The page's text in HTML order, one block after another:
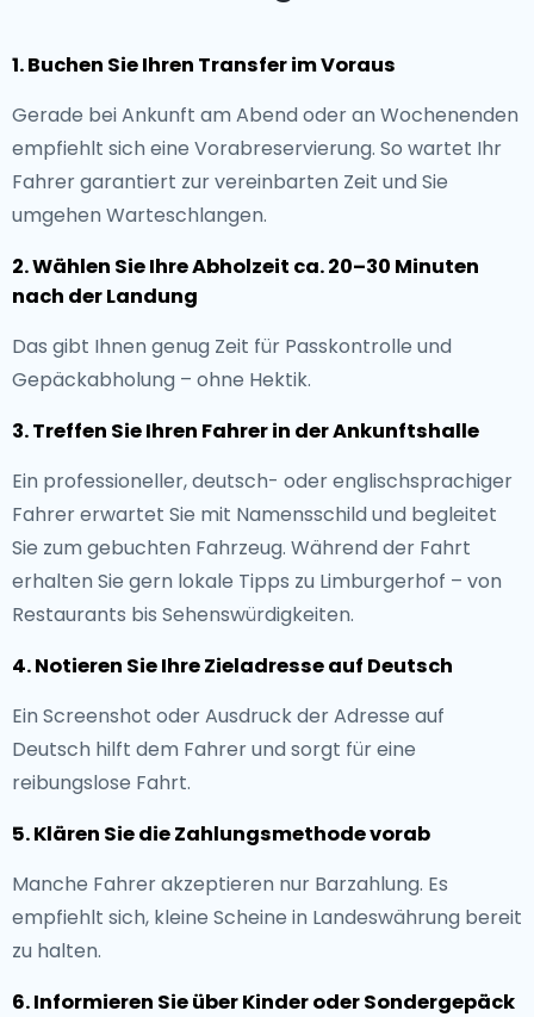
1. Buchen Sie Ihren Transfer im Voraus
Gerade bei Ankunft am Abend oder an Wochenenden
empfiehlt sich eine Vorabreservierung. So wartet Ihr
Fahrer garantiert zur vereinbarten Zeit und Sie
umgehen Warteschlangen.
2. Wählen Sie Ihre Abholzeit ca. 20–30 Minuten
nach der Landung
Das gibt Ihnen genug Zeit für Passkontrolle und
Gepäckabholung – ohne Hektik.
3. Treffen Sie Ihren Fahrer in der Ankunftshalle
Ein professioneller, deutsch- oder englischsprachiger
Fahrer erwartet Sie mit Namensschild und begleitet
Sie zum gebuchten Fahrzeug. Während der Fahrt
erhalten Sie gern lokale Tipps zu Limburgerhof – von
Restaurants bis Sehenswürdigkeiten.
4. Notieren Sie Ihre Zieladresse auf Deutsch
Ein Screenshot oder Ausdruck der Adresse auf
Deutsch hilft dem Fahrer und sorgt für eine
reibungslose Fahrt.
5. Klären Sie die Zahlungsmethode vorab
Manche Fahrer akzeptieren nur Barzahlung. Es
empfiehlt sich, kleine Scheine in Landeswährung bereit
zu halten.
6. Informieren Sie über Kinder oder Sondergepäck